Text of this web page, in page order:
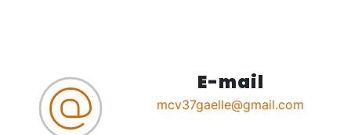
E-mail
mcv37gaelle@gmail.com